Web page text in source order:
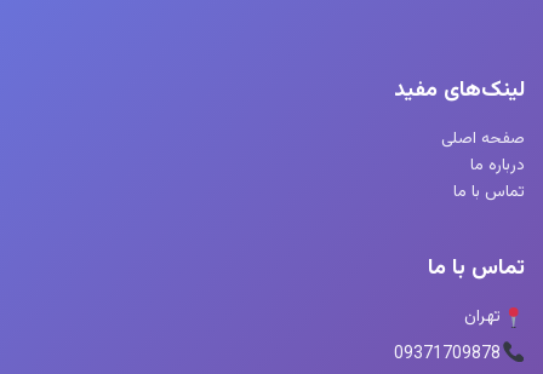
لینک‌های مفید
صفحه اصلی
درباره ما
تماس با ما
تماس با ما
تهران
09371709878